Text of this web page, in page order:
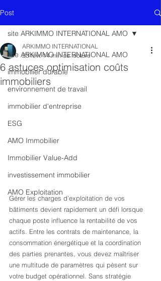
Post
site ARKIMMO INTERNATIONAL AMO
immobilier durable
environnement de travail
immobilier d'entreprise
ESG
AMO Immobilier
Immobilier Value-Add
investissement immobilier
AMO Exploitation
site ARKIMMO INTERNATIONAL AMO
6 astuces optimisation coûts
immobiliers
ARKIMMO INTERNATIONAL
23 févr. 14 min de lecture
Gérer les charges d’exploitation de vos
bâtiments devient rapidement un défi lorsque
chaque poste influence la rentabilité de vos
actifs. Entre les contrats de maintenance, la
consommation énergétique et la coordination
des parties prenantes, vous devez maîtriser
une multitude de paramètres qui pèsent sur
votre budget opérationnel. Sans stratégie